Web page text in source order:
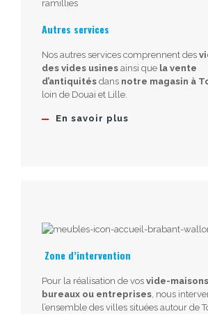
Autres services
Nos autres services comprennent des
des vides usines ainsi que la vente
d’antiquités dans notre magasin à
loin de Douai et Lille.
En savoir plus
Zone d’intervention
Pour la réalisation de vos vide-
bureaux ou entreprises , nous
l’ensemble des villes situées autour de